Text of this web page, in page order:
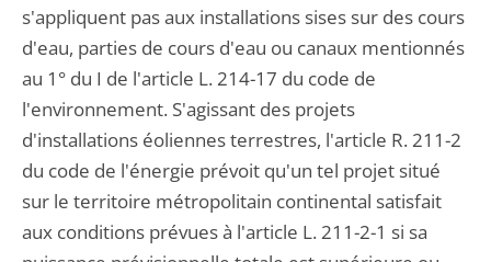
s'appliquent pas aux installations sises sur des cours
d'eau, parties de cours d'eau ou canaux mentionnés
au 1° du I de l'article L. 214-17 du code de
l'environnement. S'agissant des projets
d'installations éoliennes terrestres, l'article R. 211-2
du code de l'énergie prévoit qu'un tel projet situé
sur le territoire métropolitain continental satisfait
aux conditions prévues à l'article L. 211-2-1 si sa